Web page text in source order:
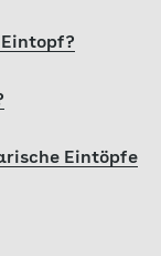
Eintöpfe